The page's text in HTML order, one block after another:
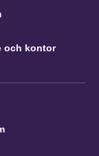
och kontor